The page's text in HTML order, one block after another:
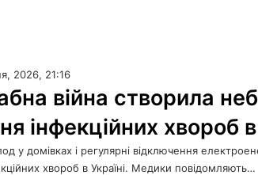
2026, 21:16
війна створила
інфекційних хвороб в
у домівках і регулярні відключення
хвороб в Україні. Медики повідомляють…